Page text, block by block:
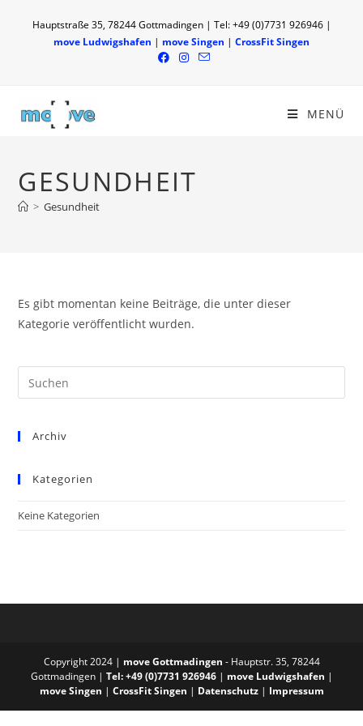
Hauptstraße 35, 78244 Gottmadingen | Tel: +49 (0)7731 926946 |
move Ludwigshafen | move Singen | CrossFit Singen
MENÜ
GESUNDHEIT
> Gesundheit
Es gibt momentan keine Beiträge, die unter dieser
Kategorie veröffentlicht wurden.
Archiv
Kategorien
Keine Kategorien
Copyright 2024 | move Gottmadingen - Hauptstr. 35, 78244
Gottmadingen | Tel: +49 (0)7731 926946| move Ludwigshafen |
move Singen | CrossFit Singen | Datenschutz| Impressum